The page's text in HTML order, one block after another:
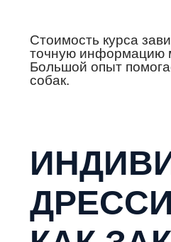
Стоимость курса
точную информацию
Большой опыт
собак.